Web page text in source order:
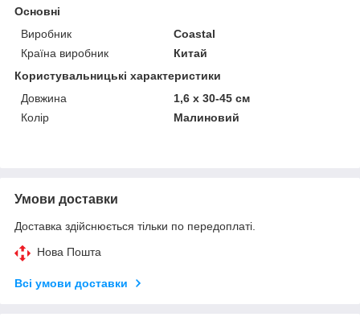
Основні
Виробник
Coastal
Країна виробник
Китай
Користувальницькі характеристики
Довжина
1,6 х 30-45 см
Колір
Малиновий
Умови доставки
Доставка здійснюється тільки по передоплаті.
Нова Пошта
Всі умови доставки